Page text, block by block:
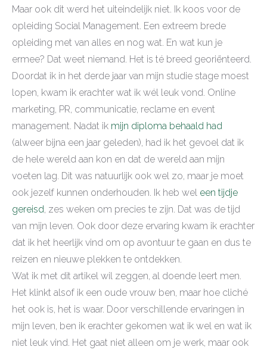
Maar ook dit werd het uiteindelijk niet. Ik koos voor de
opleiding Social Management. Een extreem brede
opleiding met van alles en nog wat. En wat kun je
ermee? Dat weet niemand. Het is té breed georiënteerd.
Doordat ik in het derde jaar van mijn studie stage moest
lopen, kwam ik erachter wat ik wél leuk vond. Online
marketing, PR, communicatie, reclame en event
management. Nadat ik mijn diploma behaald had
(alweer bijna een jaar geleden), had ik het gevoel dat ik
de hele wereld aan kon en dat de wereld aan mijn
voeten lag. Dit was natuurlijk ook wel zo, maar je moet
ook jezelf kunnen onderhouden. Ik heb wel een tijdje
gereisd, zes weken om precies te zijn. Dat was de tijd
van mijn leven. Ook door deze ervaring kwam ik erachter
dat ik het heerlijk vind om op avontuur te gaan en dus te
reizen en nieuwe plekken te ontdekken.
Wat ik met dit artikel wil zeggen, al doende leert men.
Het klinkt alsof ik een oude vrouw ben, maar hoe cliché
het ook is, het is waar. Door verschillende ervaringen in
mijn leven, ben ik erachter gekomen wat ik wel en wat ik
niet leuk vind. Het gaat niet alleen om je werk, maar ook